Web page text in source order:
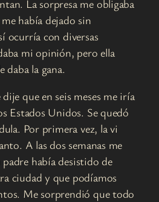
La sorpresa me obligaba
había dejado sin
ocurría con diversas
mi opinión, pero ella
daba la gana.
que en seis meses me iría
Estados Unidos. Se quedó
Por primera vez, la vi
A las dos semanas me
había desistido de
ciudad y que podíamos
Me sorprendió que todo